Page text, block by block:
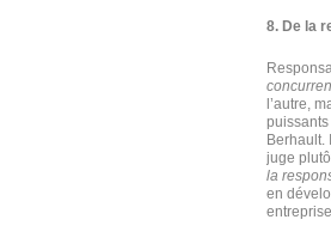
8. De la
l’autre,
Berhault.
juge
la
en